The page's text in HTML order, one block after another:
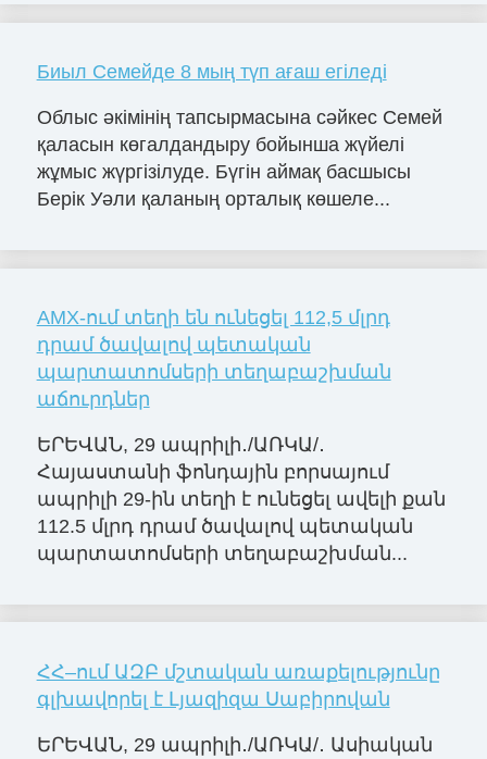
Биыл Семейде 8 мың түп ағаш егіледі
Облыс әкімінің тапсырмасына сәйкес Семей
қаласын көгалдандыру бойынша жүйелі
жұмыс жүргізілуде. Бүгін аймақ басшысы
Берік Уәли қаланың орталық көшеле...
AMX-ում տեղի են ունեցել 112,5 մլրդ
դրամ ծավալով պետական
պարտատոմսերի տեղաբաշխման
աճուրդներ
ԵՐԵՎԱՆ, 29 ապրիլի․/ԱՌԿԱ/․
Հայաստանի ֆոնդային բորսայում
ապրիլի 29-ին տեղի է ունեցել ավելի քան
112.5 մլրդ դրամ ծավալով պետական
պարտատոմսերի տեղաբաշխման...
ՀՀ–ում ԱԶԲ մշտական առաքելությունը
գլխավորել է Լյազիզա Սաբիրովան
ԵՐԵՎԱՆ, 29 ապրիլի․/ԱՌԿԱ/․ Ասիական